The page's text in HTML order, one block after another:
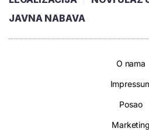
JAVNA NABAVA
O nama
Posao
Marketing